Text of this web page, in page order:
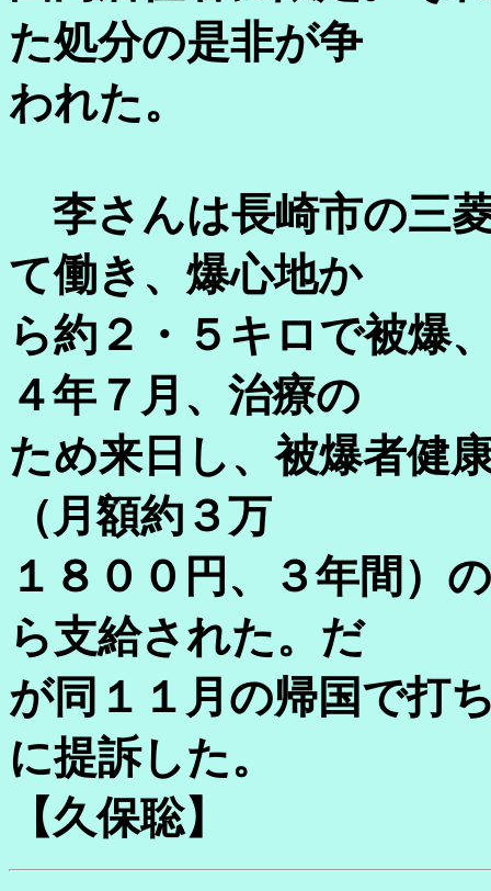
た処分の是非が争
われた。
李さんは長崎市の三
て働き、爆心地か
ら約２・５キロで被爆
４年７月、治療の
ため来日し、被爆者健
（月額約３万
１８００円、３年間）
ら支給された。だ
が同１１月の帰国で打
に提訴した。
【久保聡】